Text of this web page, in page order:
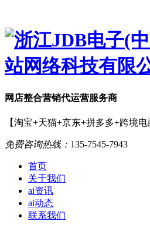
网店整合营销代运营服务商
【淘宝+天猫+京东+拼多多+跨境电
免费咨询热线： 135-7545-7943
首页
关于我们
ai资讯
ai动态
联系我们